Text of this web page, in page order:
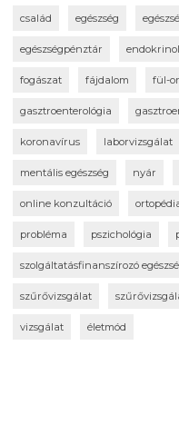
család egészség
egészségpénztár
fogászat fájdalom fül-
gasztroenterológia
koronavírus laborvizsgálat
mentális egészség nyár
online konzultáció
probléma pszichológia
szolgáltatásfinanszírozó
szűrővizsgálat
vizsgálat életmód